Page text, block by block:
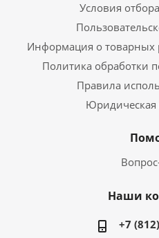
Условия
Информация о товарных
Политика обработки
Правила
Наши
+7